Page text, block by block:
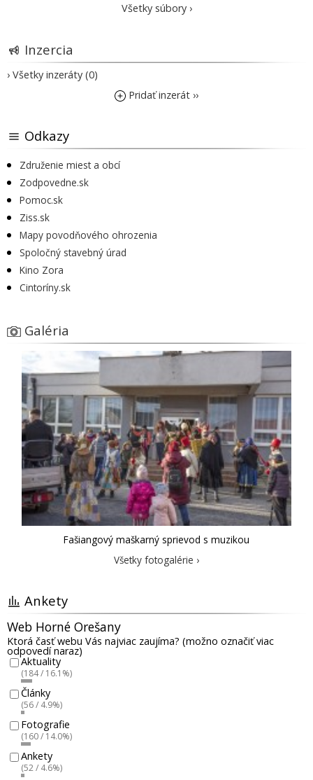
Všetky súbory ›
Inzercia
› Všetky inzeráty (0)
Pridať inzerát ››
Odkazy
Združenie miest a obcí
Zodpovedne.sk
Pomoc.sk
Ziss.sk
Mapy povodňového ohrozenia
Spoločný stavebný úrad
Kino Zora
Cintoríny.sk
Galéria
Fašiangový maškarný sprievod s muzikou
Všetky fotogalérie ›
Ankety
Web Horné Orešany
Ktorá časť webu Vás najviac zaujíma? (možno označiť viac
odpovedí naraz)
Aktuality
(184 / 16.1%)
Články
(56 / 4.9%)
Fotografie
(160 / 14.0%)
Ankety
(52 / 4.6%)